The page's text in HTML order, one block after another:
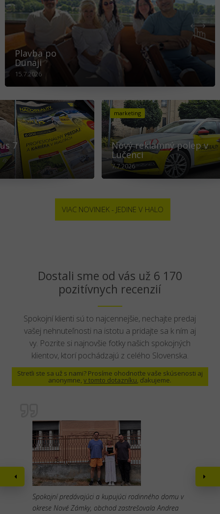
Plavba po
Dunaji
15.7.2026
7
marketing
Nový reklamný polep v
Lučenci
7.7.2026
VIAC NOVINIEK - JEDINE V HALO
Dostali sme od vás už 6 170
pozitívnych recenzií
Spokojní klienti sú to najcennejšie, nechajte predaj
vašej nehnuteľnosti na istotu a pridajte sa k ním aj
vy. Pozrite si najnovšie fotky našich spokojných
klientov, ktorí pochádzajú z celého Slovenska.
Stretli ste sa už s nami? Prosíme ohodnoťte vaše skúsenosti aj
anonymne,v tomto dotazníku , ďakujeme.
Spokojní predávajúci a kupujúci rodinného domu v
okrese Nové Zámky, obchod zastrešovala Andrea